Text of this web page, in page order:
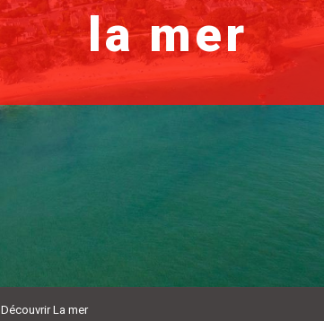
la mer
Découvrir La mer